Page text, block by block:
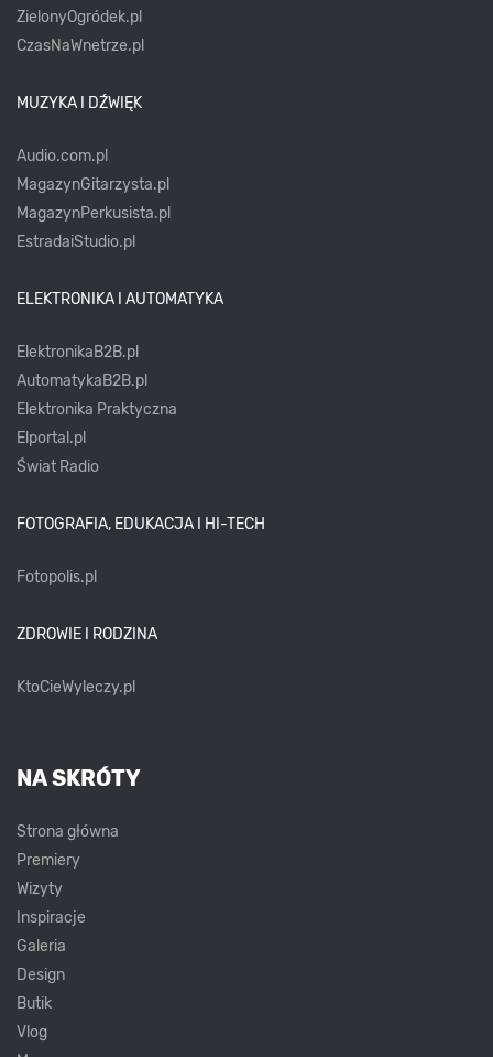
ZielonyOgródek.pl
CzasNaWnetrze.pl
MUZYKA I DŹWIĘK
Audio.com.pl
MagazynGitarzysta.pl
MagazynPerkusista.pl
EstradaiStudio.pl
ELEKTRONIKA I AUTOMATYKA
ElektronikaB2B.pl
AutomatykaB2B.pl
Elektronika Praktyczna
Elportal.pl
Świat Radio
FOTOGRAFIA, EDUKACJA I HI-TECH
Fotopolis.pl
ZDROWIE I RODZINA
KtoCieWyleczy.pl
NA SKRÓTY
Strona główna
Premiery
Wizyty
Inspiracje
Galeria
Design
Butik
Vlog